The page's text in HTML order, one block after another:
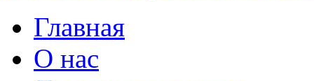
Главная
О нас